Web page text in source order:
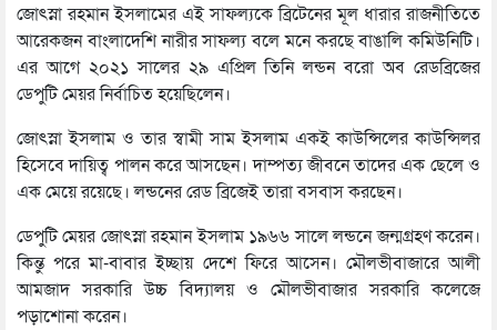
জোৎস্না রহমান ইসলামের এই সাফল্যকে ব্রিটেনের মূল ধারার রাজনীতিতে
আরেকজন বাংলাদেশি নারীর সাফল্য বলে মনে করছে বাঙালি কমিউনিটি।
এর আগে ২০২১ সালের ২৯ এপ্রিল তিনি লন্ডন বরো অব রেডব্রিজের
ডেপুটি মেয়র নির্বাচিত হয়েছিলেন।
জোৎস্না ইসলাম ও তার স্বামী সাম ইসলাম একই কাউন্সিলের কাউন্সিলর
হিসেবে দায়িত্ব পালন করে আসছেন। দাম্পত্য জীবনে তাদের এক ছেলে ও
এক মেয়ে রয়েছে। লন্ডনের রেড ব্রিজেই তারা বসবাস করছেন।
ডেপুটি মেয়র জোৎস্না রহমান ইসলাম ১৯৬৬ সালে লন্ডনে জন্মগ্রহণ করেন।
কিন্তু পরে মা-বাবার ইচ্ছায় দেশে ফিরে আসেন। মৌলভীবাজারে আলী
আমজাদ সরকারি উচ্চ বিদ্যালয় ও মৌলভীবাজার সরকারি কলেজে
পড়াশোনা করেন।